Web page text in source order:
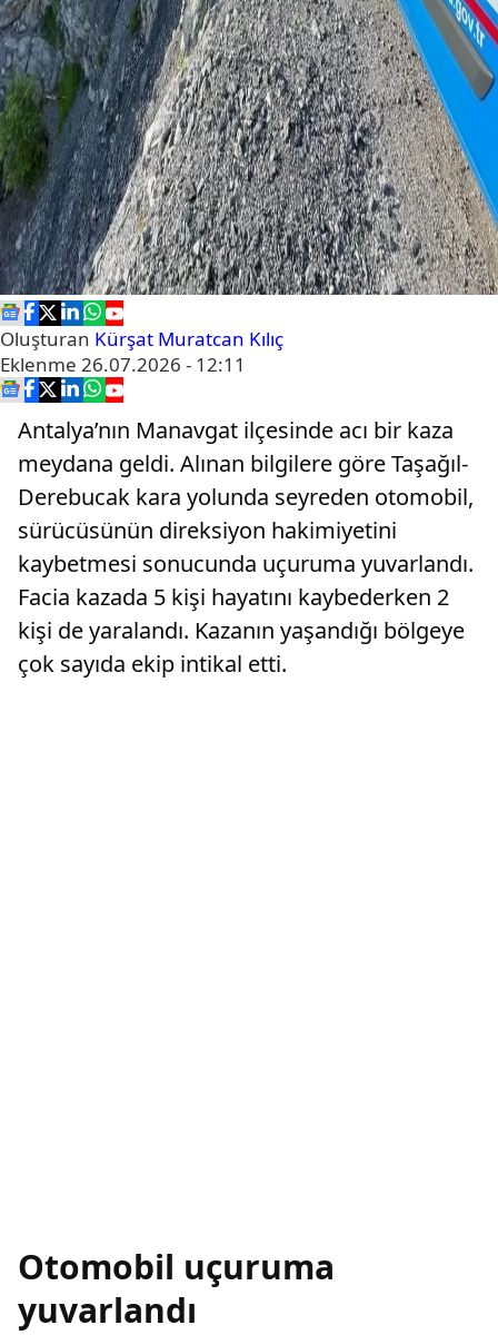
Oluşturan Kürşat Muratcan Kılıç
Eklenme 26.07.2026 - 12:11
Antalya’nın Manavgat ilçesinde acı bir kaza
meydana geldi. Alınan bilgilere göre Taşağıl-
Derebucak kara yolunda seyreden otomobil,
sürücüsünün direksiyon hakimiyetini
kaybetmesi sonucunda uçuruma yuvarlandı.
Facia kazada 5 kişi hayatını kaybederken 2
kişi de yaralandı. Kazanın yaşandığı bölgeye
çok sayıda ekip intikal etti.
Otomobil uçuruma
yuvarlandı